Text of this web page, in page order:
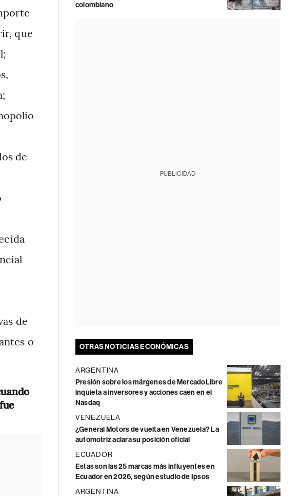
que
de
de
o
colombiano
PUBLICIDAD
OTRAS NOTICIAS ECONÓMICAS
ARGENTINA
Presión sobre los márgenes de MercadoLibre
inquieta a inversores y acciones caen en el
Nasdaq
VENEZUELA
¿General Motors de vuelta en Venezuela? La
automotriz aclara su posición oficial
ECUADOR
Estas son las 25 marcas más influyentes en
Ecuador en 2026, según estudio de Ipsos
ARGENTINA